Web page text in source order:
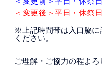
＜変更後＞平日・休祭
※上記時間帯は入口脇に
ください。
ご理解・ご協力の程よろ